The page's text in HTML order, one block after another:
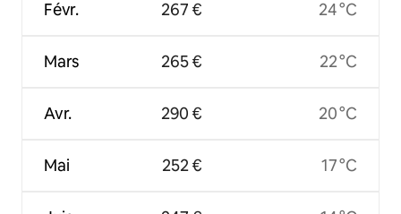
Févr.
Mars
Avr.
Mai
267 €
265 €
290 €
252 €
24 °C
22 °C
20 °C
17 °C